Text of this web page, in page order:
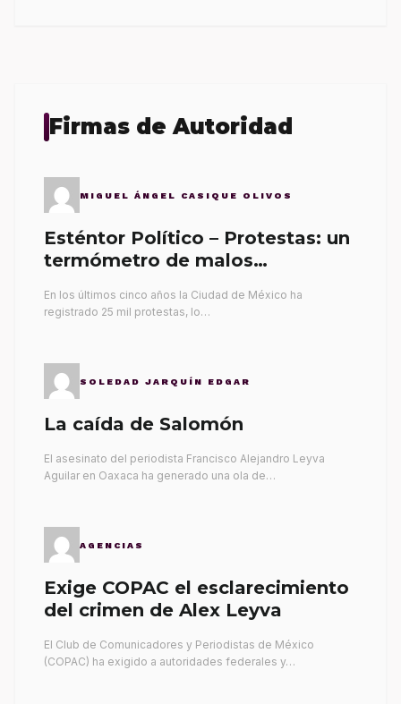
Firmas de Autoridad
MIGUEL ÁNGEL CASIQUE OLIVOS
Esténtor Político – Protestas: un
termómetro de malos
En los últimos cinco años la Ciudad de México ha
registrado 25 mil protestas, lo…
SOLEDAD JARQUÍN EDGAR
La caída de Salomón
El asesinato del periodista Francisco Alejandro Leyva
Aguilar en Oaxaca ha generado una ola de…
AGENCIAS
Exige COPAC el esclarecimiento
del crimen de Alex Leyva
El Club de Comunicadores y Periodistas de México
(COPAC) ha exigido a autoridades federales y…